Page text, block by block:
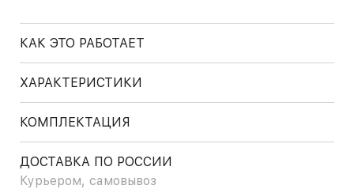
КАК ЭТО РАБОТАЕТ
ХАРАКТЕРИСТИКИ
КОМПЛЕКТАЦИЯ
ДОСТАВКА ПО РОССИИ
Курьером, самовывоз